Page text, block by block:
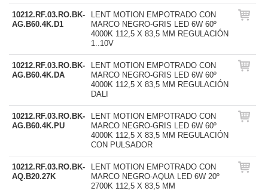
10212.RF.03.RO.BK-
AG.B60.4K.D1
LENT MOTION EMPOTRADO CON
MARCO NEGRO-GRIS LED 6W 60º
4000K 112,5 X 83,5 MM REGULACIÓN
1..10V
10212.RF.03.RO.BK-
AG.B60.4K.DA
LENT MOTION EMPOTRADO CON
MARCO NEGRO-GRIS LED 6W 60º
4000K 112,5 X 83,5 MM REGULACIÓN
DALI
10212.RF.03.RO.BK-
AG.B60.4K.PU
LENT MOTION EMPOTRADO CON
MARCO NEGRO-GRIS LED 6W 60º
4000K 112,5 X 83,5 MM REGULACIÓN
CON PULSADOR
10212.RF.03.RO.BK-
AQ.B20.27K
LENT MOTION EMPOTRADO CON
MARCO NEGRO-AQUA LED 6W 20º
2700K 112,5 X 83,5 MM